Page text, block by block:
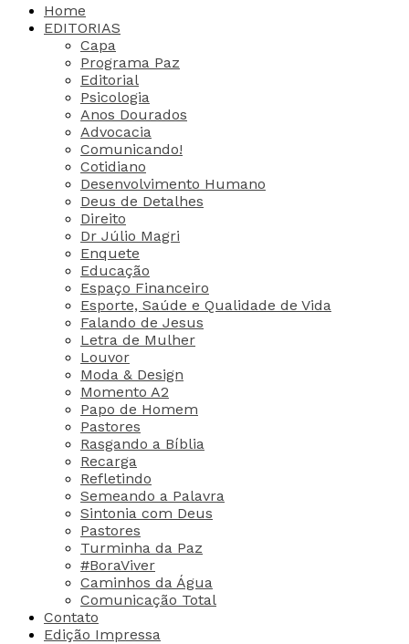
Home
EDITORIAS
Capa
Programa Paz
Editorial
Psicologia
Anos Dourados
Advocacia
Comunicando!
Cotidiano
Desenvolvimento Humano
Deus de Detalhes
Direito
Dr Júlio Magri
Enquete
Educação
Espaço Financeiro
Esporte, Saúde e Qualidade de Vida
Falando de Jesus
Letra de Mulher
Louvor
Moda & Design
Momento A2
Papo de Homem
Pastores
Rasgando a Bíblia
Recarga
Refletindo
Semeando a Palavra
Sintonia com Deus
Pastores
Turminha da Paz
#BoraViver
Caminhos da Água
Comunicação Total
Contato
Edição Impressa